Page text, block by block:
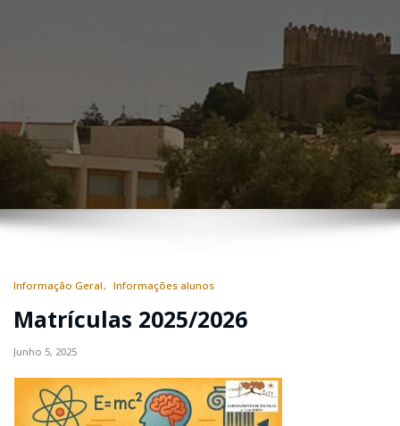
Informação Geral Informações alunos
Matrículas 2025/2026
Junho 5, 2025